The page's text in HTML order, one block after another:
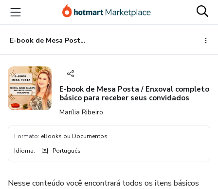
para
conteúdo
principal
para
pagamento
para
rodapé
E-book de Mesa Posta / Enxoval completo básico para receber seus convidados
E-book de Mesa Posta / Enxoval completo
básico para receber seus convidados
Marília Ribeiro
Formato: eBooks ou Documentos
Idioma: Português
Nesse conteúdo você encontrará todos os itens básicos